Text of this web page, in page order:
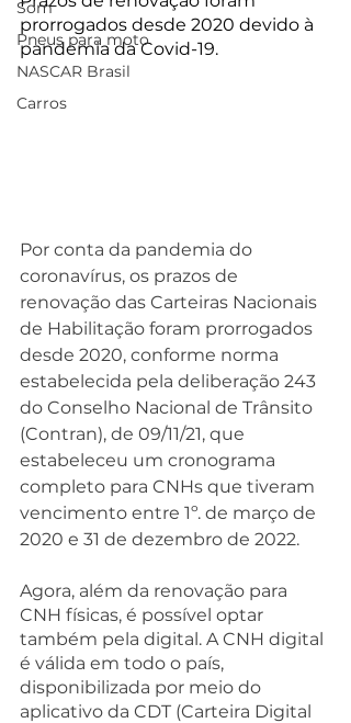
Som
Pneus para moto
NASCAR Brasil
Carros
prorrogados desde 2020 devido à
pandemia da Covid-19.
Por conta da pandemia do
coronavírus, os prazos de
renovação das Carteiras Nacionais
de Habilitação foram prorrogados
desde 2020, conforme norma
estabelecida pela deliberação 243
do Conselho Nacional de Trânsito
(Contran), de 09/11/21, que
estabeleceu um cronograma
completo para CNHs que tiveram
vencimento entre 1º. de março de
2020 e 31 de dezembro de 2022.
Agora, além da renovação para
CNH físicas, é possível optar
também pela digital. A CNH digital
é válida em todo o país,
disponibilizada por meio do
aplicativo da CDT (Carteira Digital